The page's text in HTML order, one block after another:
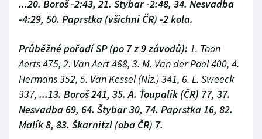
...20. Boroš -2:43, 21. Štybar -2:48, 34. Nesvadba
-4:29, 50. Paprstka (všichni ČR) -2 kola.
Průběžné pořadí SP (po 7 z 9 závodů): 1. Toon
Aerts 475, 2. Van Aert 468, 3. M. Van der Poel 400, 4.
Hermans 352, 5. Van Kessel (Niz.) 341, 6. L. Sweeck
337, ...13. Boroš 241, 35. A. Ťoupalík (ČR) 77, 37.
Nesvadba 69, 64. Štybar 30, 74. Paprstka 16, 82.
Malík 8, 83. Škarnitzl (oba ČR) 7.